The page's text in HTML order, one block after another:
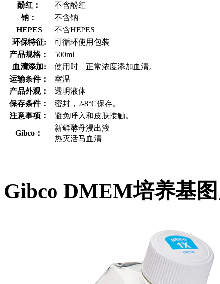
酚红：
不含酚红
钠：
不含钠
HEPES
不含HEPES
环保特征:
可循环使用包装
产品规格：
500ml
血清添加:
使用时，正常浓度添加血清。
运输条件：
室温
产品外观：
透明液体
保存条件：
密封，2-8°C保存。
注意事项：
避免呼入和皮肤接触。
Gibco：
新鲜酵母浸出液
热灭活马血清
Gibco DMEM培养基